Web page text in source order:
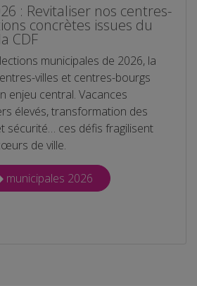
: Revitaliser nos centres-
concrètes issues du
CDF
municipales de 2026, la
villes et centres-bourgs
enjeu central. Vacances
élevés, transformation des
sécurité… ces défis fragilisent
de ville.
municipales 2026